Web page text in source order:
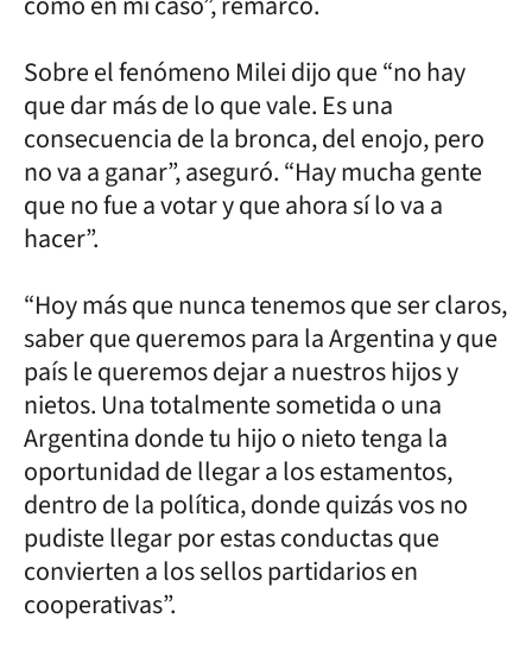
Sobre el fenómeno Milei dijo que “no hay
que dar más de lo que vale. Es una
consecuencia de la bronca, del enojo, pero
no va a ganar”, aseguró. “Hay mucha gente
que no fue a votar y que ahora sí lo va a
hacer”.
“Hoy más que nunca tenemos que ser claros,
saber que queremos para la Argentina y que
país le queremos dejar a nuestros hijos y
nietos. Una totalmente sometida o una
Argentina donde tu hijo o nieto tenga la
oportunidad de llegar a los estamentos,
dentro de la política, donde quizás vos no
pudiste llegar por estas conductas que
convierten a los sellos partidarios en
cooperativas”.